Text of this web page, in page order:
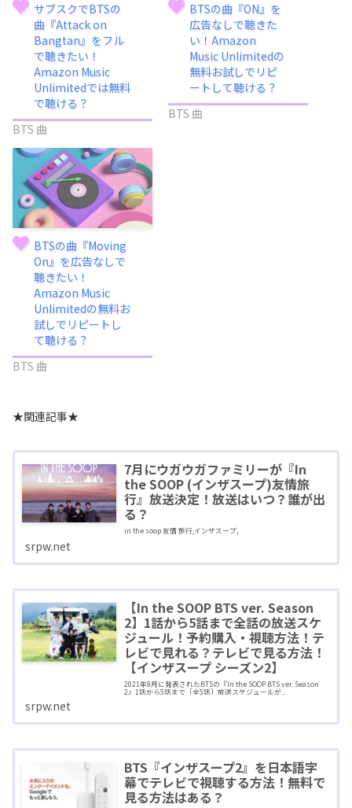
サブスクでBTSの
曲『Attack on
Bangtan』をフル
で聴きたい！
Amazon Music
Unlimitedでは無料
で聴ける？
BTS 曲
BTSの曲『ON』を
広告なしで聴きた
い！Amazon
Music Unlimitedの
無料お試しでリピ
ートして聴ける？
BTS 曲
BTSの曲『Moving
On』を広告なしで
聴きたい！
Amazon Music
Unlimitedの無料お
試しでリピートし
て聴ける？
BTS 曲
★関連記事★
7月にウガウガファミリーが『In
the SOOP (インザスープ)友情旅
行』放送決定！放送はいつ？誰が出
る？
in the soop 友情 旅行,インザスープ,
srpw.net
【In the SOOP BTS ver. Season
2】1話から5話まで全話の放送スケ
ジュール！予約購入・視聴方法！テ
レビで見れる？テレビで見る方法！
【インザスープ シーズン2】
2021年9月に発表されたBTSの『In the SOOP BTS ver. Season
2』1話から5話まで［全5話］放送スケジュールが...
srpw.net
BTS『インザスープ2』を日本語字
幕でテレビで視聴する方法！無料で
見る方法はある？